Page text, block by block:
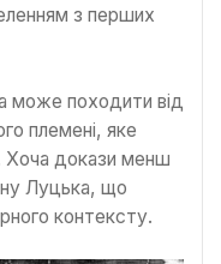
з перших
може походити від
племені, яке
Хоча докази менш
Луцька, що
контексту.